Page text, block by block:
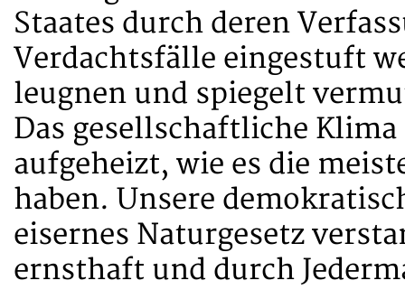
Staates durch deren
Verdachtsfälle eingestuft
leugnen und spiegelt
Das gesellschaftliche
aufgeheizt, wie es die
haben. Unsere
eisernes Naturgesetz
ernsthaft und durch